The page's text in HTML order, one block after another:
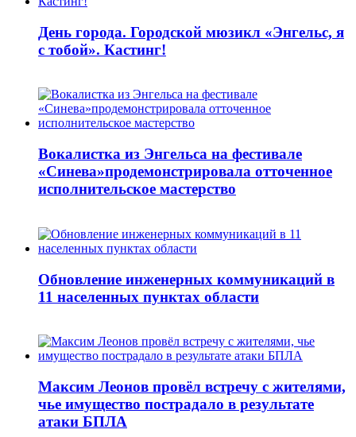
День города. Городской мюзикл «Энгельс, я
с тобой». Кастинг!
Вокалистка из Энгельса на фестивале
«Синева»продемонстрировала отточенное
исполнительское мастерство
Обновление инженерных коммуникаций в
11 населенных пунктах области
Максим Леонов провёл встречу с жителями,
чье имущество пострадало в результате
атаки БПЛА